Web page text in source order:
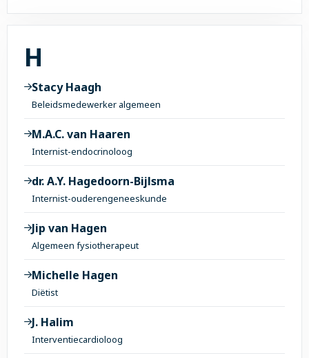
Alle onderwerpen
H
Stacy Haagh
Beleidsmedewerker algemeen
M.A.C. van Haaren
Internist-endocrinoloog
dr. A.Y. Hagedoorn-Bijlsma
Internist-ouderengeneeskunde
Jip van Hagen
Algemeen fysiotherapeut
Michelle Hagen
Diëtist
J. Halim
Interventiecardioloog